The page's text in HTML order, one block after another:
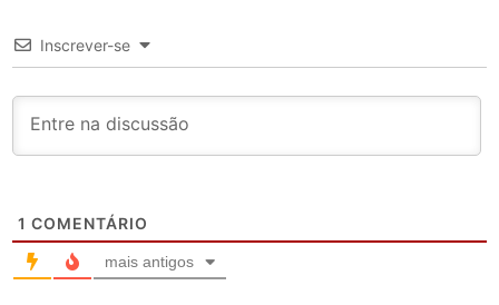
Inscrever-se
1 COMENTÁRIO
mais antigos